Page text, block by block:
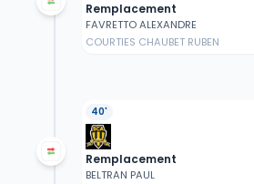
Remplacement
FAVRETTO ALEXANDRE
COURTIES CHAUBET RUBEN
40'
Remplacement
BELTRAN PAUL